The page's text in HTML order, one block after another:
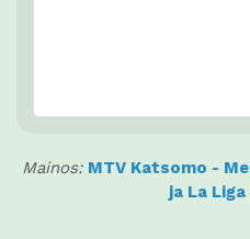
Mainos: MTV Katsomo -
ja La